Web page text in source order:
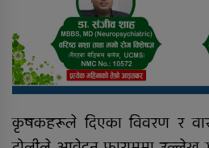
कृषकहरूले दिएका विवरण र